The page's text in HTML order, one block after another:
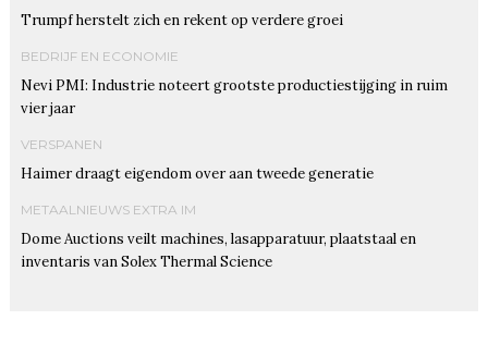
Trumpf herstelt zich en rekent op verdere groei
BEDRIJF EN ECONOMIE
Nevi PMI: Industrie noteert grootste productiestijging in ruim
vier jaar
VERSPANEN
Haimer draagt eigendom over aan tweede generatie
METAALNIEUWS EXTRA IM
Dome Auctions veilt machines, lasapparatuur, plaatstaal en
inventaris van Solex Thermal Science